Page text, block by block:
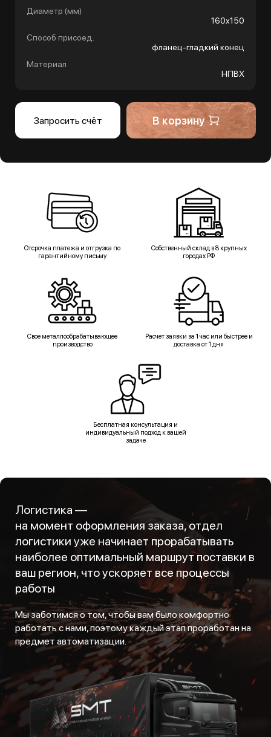
Диаметр (мм)
160х150
Способ присоед.
фланец-гладкий конец
Материал
НПВХ
Запросить счёт В корзину
Отсрочка платежа и отгрузка по
гарантийному письму
Собственный склад в 8 крупных
городах РФ
Свое металлообрабатывающее
производство
Расчет заявки за 1 час или быстрее и
доставка от 1 дня
Бесплатная консультация и
индивидуальный подход к вашей
задаче
Логистика —
на момент оформления заказа, отдел
логистики уже начинает прорабатывать
наиболее оптимальный маршрут поставки в
ваш регион, что ускоряет все процессы
работы
Мы заботимся о том, чтобы вам было комфортно
работать с нами, поэтому каждый этап проработан на
предмет автоматизации.